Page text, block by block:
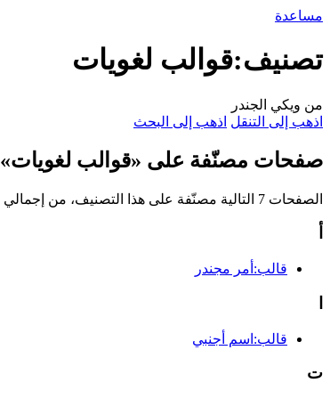
مساعدة
تصنيف:قوالب لغويات
من ويكي الجندر
اذهب إلى التنقل اذهب إلى البحث
صفحات مصنّفة على «قوالب لغويات»
الصفحات 7 التالية مصنّفة على هذا التصنيف، من إجمالي 7.
قالب:أمر مجندر
قالب:اسم أجنبي
ت